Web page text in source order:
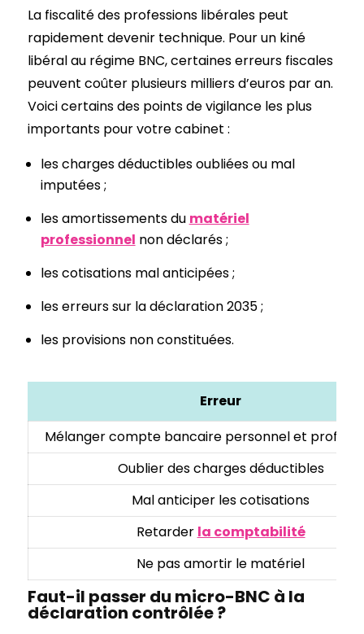
La fiscalité des professions libérales peut
rapidement devenir technique. Pour un kiné
libéral au régime BNC, certaines erreurs fiscales
peuvent coûter plusieurs milliers d’euros par an.
Voici certains des points de vigilance les plus
importants pour votre cabinet :
les charges déductibles oubliées ou mal
imputées ;
les amortissements du matériel
professionnel non déclarés ;
les cotisations mal anticipées ;
les erreurs sur la déclaration 2035 ;
les provisions non constituées.
Erreur
Mélanger compte bancaire personnel et
Oublier des charges déductibles
Mal anticiper les cotisations
Retarder la comptabilité
Ne pas amortir le matériel
Faut-il passer du micro-BNC à la
déclaration contrôlée ?